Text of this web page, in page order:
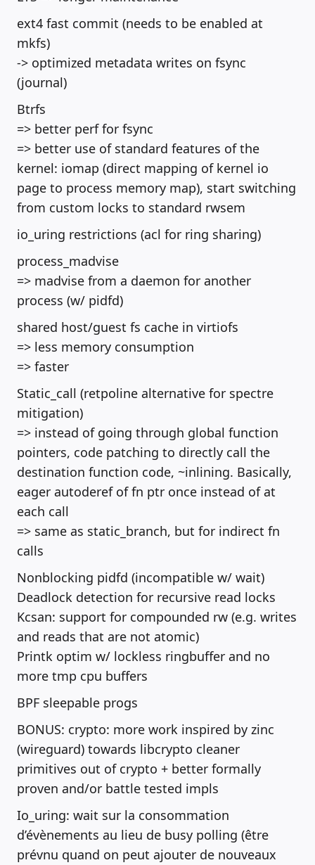
ext4 fast commit (needs to be enabled at
mkfs)
-> optimized metadata writes on fsync
(journal)
Btrfs
=> better perf for fsync
=> better use of standard features of the
kernel: iomap (direct mapping of kernel io
page to process memory map), start switching
from custom locks to standard rwsem
io_uring restrictions (acl for ring sharing)
process_madvise
=> madvise from a daemon for another
process (w/ pidfd)
shared host/guest fs cache in virtiofs
=> less memory consumption
=> faster
Static_call (retpoline alternative for spectre
mitigation)
=> instead of going through global function
pointers, code patching to directly call the
destination function code, ~inlining. Basically,
eager autoderef of fn ptr once instead of at
each call
=> same as static_branch, but for indirect fn
calls
Nonblocking pidfd (incompatible w/ wait)
Deadlock detection for recursive read locks
Kcsan: support for compounded rw (e.g. writes
and reads that are not atomic)
Printk optim w/ lockless ringbuffer and no
more tmp cpu buffers
BPF sleepable progs
BONUS: crypto: more work inspired by zinc
(wireguard) towards libcrypto cleaner
primitives out of crypto + better formally
proven and/or battle tested impls
Io_uring: wait sur la consommation
d’évènements au lieu de busy polling (être
prévnu quand on peut ajouter de nouveaux